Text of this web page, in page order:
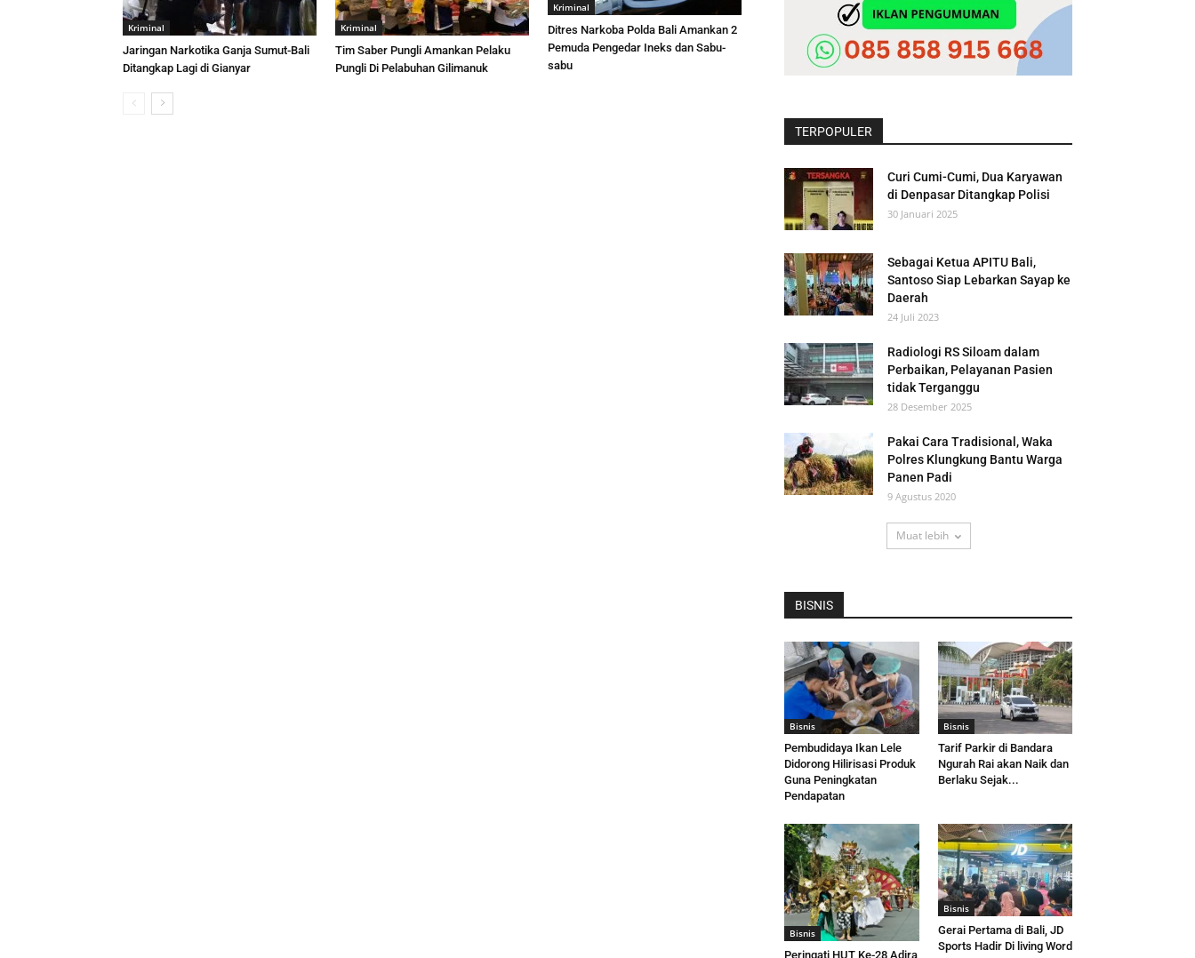
Kriminal
Jaringan Narkotika Ganja Sumut-Bali
Ditangkap Lagi di Gianyar
Kriminal
Tim Saber Pungli Amankan Pelaku
Pungli Di Pelabuhan Gilimanuk
Kriminal
Ditres Narkoba Polda Bali Amankan 2
Pemuda Pengedar Ineks dan Sabu-
sabu
TERPOPULER
Curi Cumi-Cumi, Dua Karyawan
di Denpasar Ditangkap Polisi
30 Januari 2025
Sebagai Ketua APITU Bali,
Santoso Siap Lebarkan Sayap ke
Daerah
24 Juli 2023
Radiologi RS Siloam dalam
Perbaikan, Pelayanan Pasien
tidak Terganggu
28 Desember 2025
Pakai Cara Tradisional, Waka
Polres Klungkung Bantu Warga
Panen Padi
9 Agustus 2020
Muat lebih
BISNIS
Bisnis
Pembudidaya Ikan Lele
Didorong Hilirisasi Produk
Guna Peningkatan
Pendapatan
Bisnis
Tarif Parkir di Bandara
Ngurah Rai akan Naik dan
Berlaku Sejak...
Bisnis
Peringati HUT Ke-28 Adira
Bisnis
Gerai Pertama di Bali, JD
Sports Hadir Di living Word